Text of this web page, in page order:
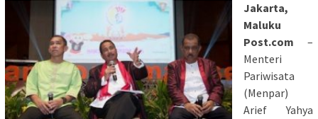
Jakarta,
Maluku
Post.com –
Menteri
Pariwisata
(Menpar)
Arief Yahya